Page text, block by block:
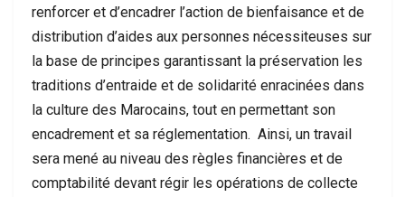
renforcer et d’encadrer l’action de bienfaisance et de
distribution d’aides aux personnes nécessiteuses sur
la base de principes garantissant la préservation les
traditions d’entraide et de solidarité enracinées dans
la culture des Marocains, tout en permettant son
encadrement et sa réglementation. Ainsi, un travail
sera mené au niveau des règles financières et de
comptabilité devant régir les opérations de collecte